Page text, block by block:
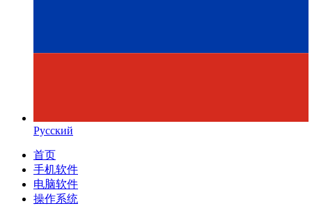
Русский
首页
手机软件
电脑软件
操作系统